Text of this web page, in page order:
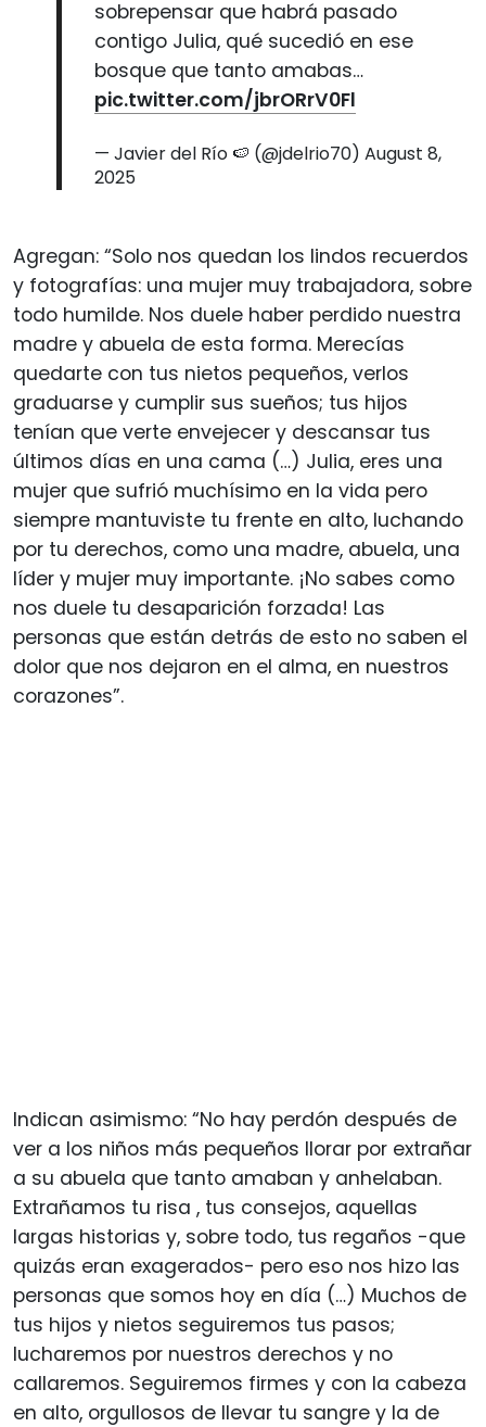
sobrepensar que habrá pasado
contigo Julia, qué sucedió en ese
bosque que tanto amabas…
pic.twitter.com/jbrORrV0Fl
— Javier del Río 🍉 (@jdelrio70) August 8,
2025
Agregan: “Solo nos quedan los lindos recuerdos
y fotografías: una mujer muy trabajadora, sobre
todo humilde. Nos duele haber perdido nuestra
madre y abuela de esta forma. Merecías
quedarte con tus nietos pequeños, verlos
graduarse y cumplir sus sueños; tus hijos
tenían que verte envejecer y descansar tus
últimos días en una cama (…) Julia, eres una
mujer que sufrió muchísimo en la vida pero
siempre mantuviste tu frente en alto, luchando
por tu derechos, como una madre, abuela, una
líder y mujer muy importante. ¡No sabes como
nos duele tu desaparición forzada! Las
personas que están detrás de esto no saben el
dolor que nos dejaron en el alma, en nuestros
corazones”.
Indican asimismo: “No hay perdón después de
ver a los niños más pequeños llorar por extrañar
a su abuela que tanto amaban y anhelaban.
Extrañamos tu risa , tus consejos, aquellas
largas historias y, sobre todo, tus regaños -que
quizás eran exagerados- pero eso nos hizo las
personas que somos hoy en día (…) Muchos de
tus hijos y nietos seguiremos tus pasos;
lucharemos por nuestros derechos y no
callaremos. Seguiremos firmes y con la cabeza
en alto, orgullosos de llevar tu sangre y la de